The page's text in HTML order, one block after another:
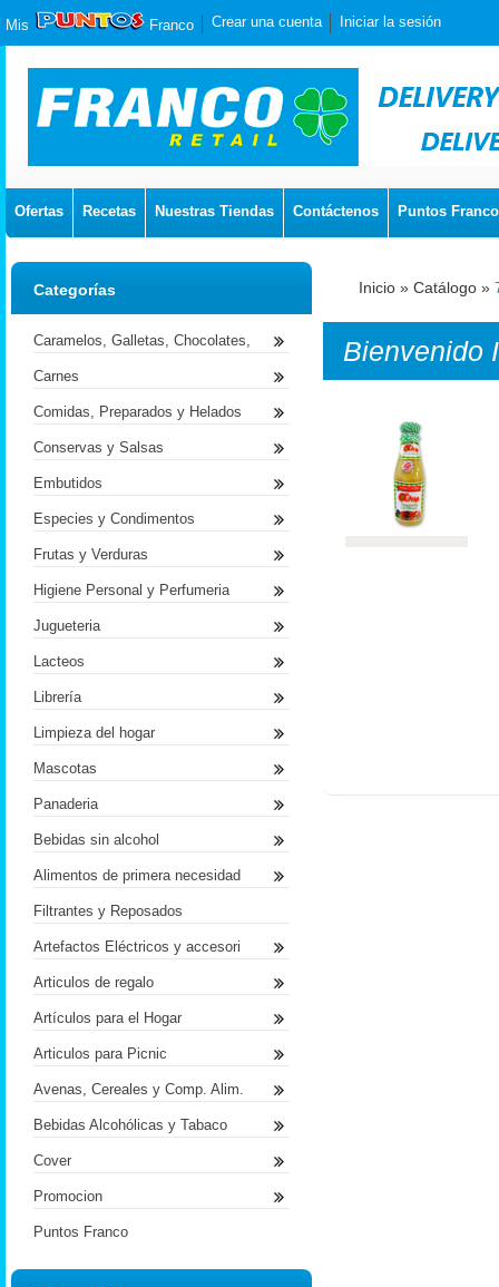
Mis Franco Crear una cuenta Iniciar la sesión
Ofertas Recetas Nuestras Tiendas Contáctenos Puntos Franco
Inicio » Catálogo »
Bienvenido
Categorías
Caramelos, Galletas, Chocolates,
Carnes
Comidas, Preparados y Helados
Conservas y Salsas
Embutidos
Especies y Condimentos
Frutas y Verduras
Higiene Personal y Perfumeria
Jugueteria
Lacteos
Librería
Limpieza del hogar
Mascotas
Panaderia
Bebidas sin alcohol
Alimentos de primera necesidad
Filtrantes y Reposados
Artefactos Eléctricos y accesori
Articulos de regalo
Artículos para el Hogar
Articulos para Picnic
Avenas, Cereales y Comp. Alim.
Bebidas Alcohólicas y Tabaco
Cover
Promocion
Puntos Franco